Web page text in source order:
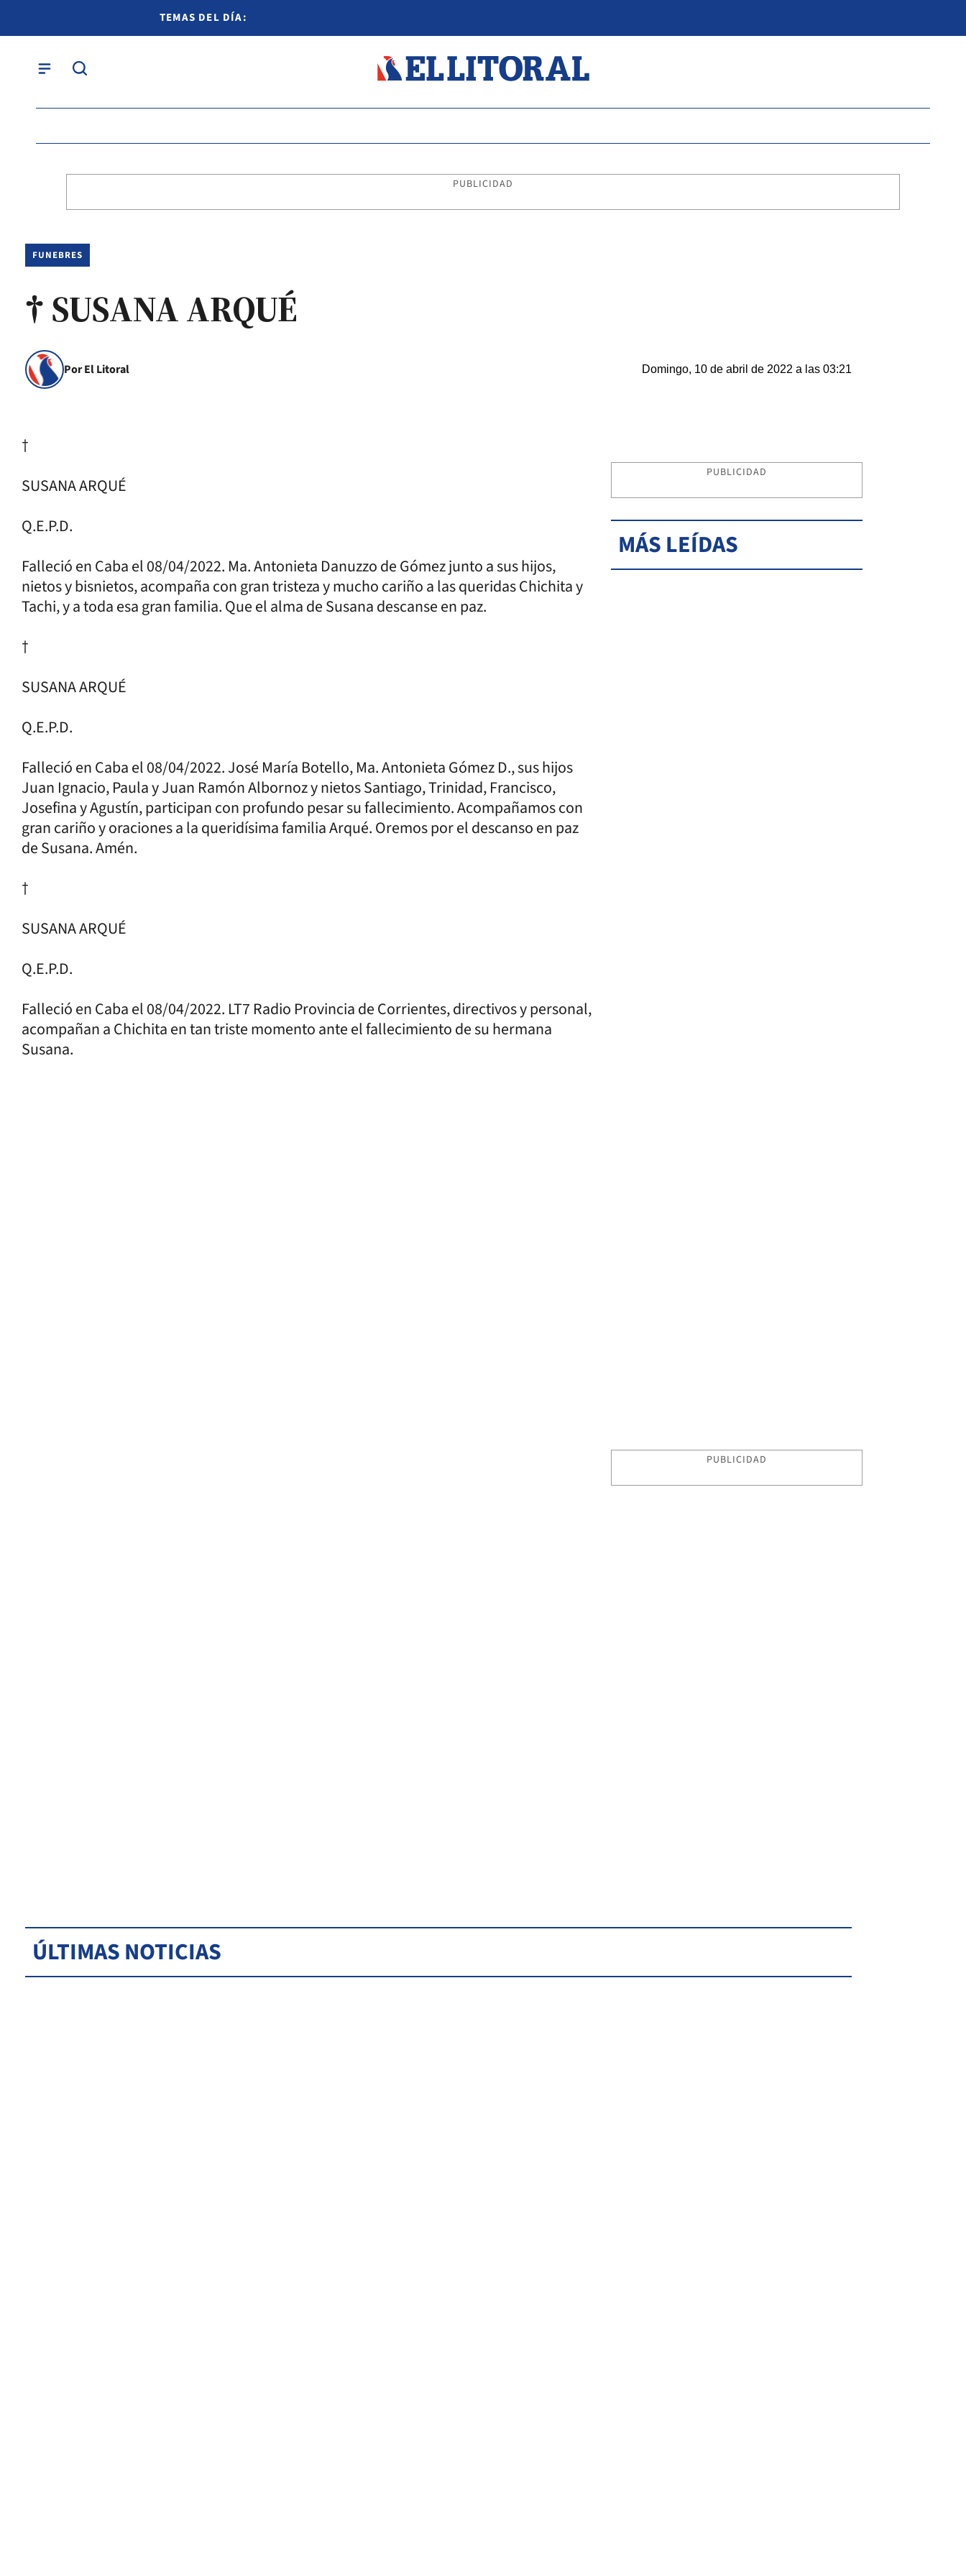
TEMAS DEL DÍA:
PUBLICIDAD
FUNEBRES
† SUSANA ARQUÉ
Por El Litoral Domingo, 10 de abril de 2022 a las 03:21
†
SUSANA ARQUÉ
Q.E.P.D.
Falleció en Caba el 08/04/2022. Ma. Antonieta Danuzzo de Gómez junto a sus hijos,
nietos y bisnietos, acompaña con gran tristeza y mucho cariño a las queridas Chichita y
Tachi, y a toda esa gran familia. Que el alma de Susana descanse en paz.
†
SUSANA ARQUÉ
Q.E.P.D.
Falleció en Caba el 08/04/2022. José María Botello, Ma. Antonieta Gómez D., sus hijos
Juan Ignacio, Paula y Juan Ramón Albornoz y nietos Santiago, Trinidad, Francisco,
Josefina y Agustín, participan con profundo pesar su fallecimiento. Acompañamos con
gran cariño y oraciones a la queridísima familia Arqué. Oremos por el descanso en paz
de Susana. Amén.
†
SUSANA ARQUÉ
Q.E.P.D.
Falleció en Caba el 08/04/2022. LT7 Radio Provincia de Corrientes, directivos y personal,
acompañan a Chichita en tan triste momento ante el fallecimiento de su hermana
Susana.
PUBLICIDAD
MÁS LEÍDAS
PUBLICIDAD
ÚLTIMAS NOTICIAS